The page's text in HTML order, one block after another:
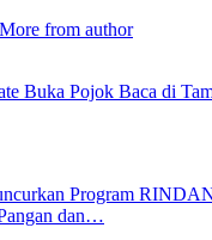
More from author
Buka Pojok Baca di
Program
dan…